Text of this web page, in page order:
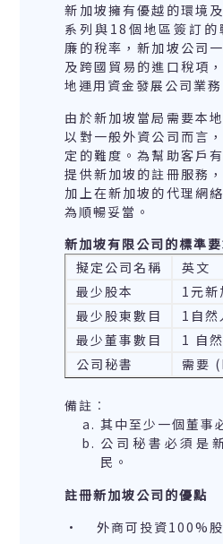
新加坡擁有優越的環境
系列與18個地區簽訂
廉的稅率，新加坡公司
及跨國貿易的進口稅項
地運用資金發展公司業務
由於新加坡當局需要本
以對一般外資公司而言
定的難度。為幫助客戶
提供新加坡的註冊服務
加上在新加坡的代理網
為順暢妥當。
新加坡有限公司的標準
擬定公司名稱
英文
最少股本
1元新
最少股東數目
1自然
最少董事數目
1 自
公司秘書
需要
備註︰
其中至少一個董事
公司秘書必須是
民。
註冊新加坡公司的優點
· 外商可投資100%